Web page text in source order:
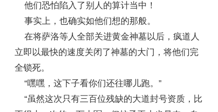
他们恐怕陷入了别人的算计当中！
事实上，也确实如他们想的那般。
在将萨洛等人全部关进黄金神墓以后，疯道人
立即以最快的速度关闭了神墓的大门，将他们完
全锁死。
“嘿嘿，这下子看你们还往哪儿跑。”
“虽然这次只有三百位残缺的大道封号资质，比